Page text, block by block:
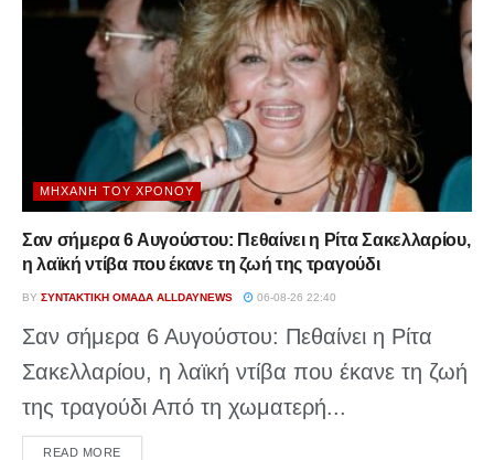
ΜΗΧΑΝΉ ΤΟΥ ΧΡΌΝΟΥ
Σαν σήμερα 6 Αυγούστου: Πεθαίνει η Ρίτα Σακελλαρίου,
η λαϊκή ντίβα που έκανε τη ζωή της τραγούδι
BY ΣΥΝΤΑΚΤΙΚΉ ΟΜΆΔΑ ALLDAYNEWS 06-08-26 22:40
Σαν σήμερα 6 Αυγούστου: Πεθαίνει η Ρίτα
Σακελλαρίου, η λαϊκή ντίβα που έκανε τη ζωή
της τραγούδι Από τη χωματερή...
READ MOREDETAILS